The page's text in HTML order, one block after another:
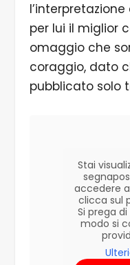
per lui il miglior
omaggio che
coraggio, dato
pubblicato solo
Stai
accedere
clicca sul
Si prega
modo si